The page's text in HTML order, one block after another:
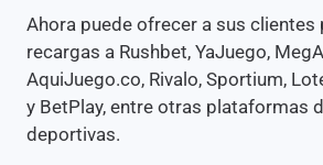
Ahora puede ofrecer a sus
recargas a Rushbet, YaJuego,
AquiJuego.co, Rivalo, Sportium,
y BetPlay, entre otras plataformas
deportivas.